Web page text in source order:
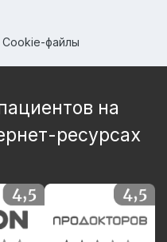
Cookie-файлы
на
ресурсах